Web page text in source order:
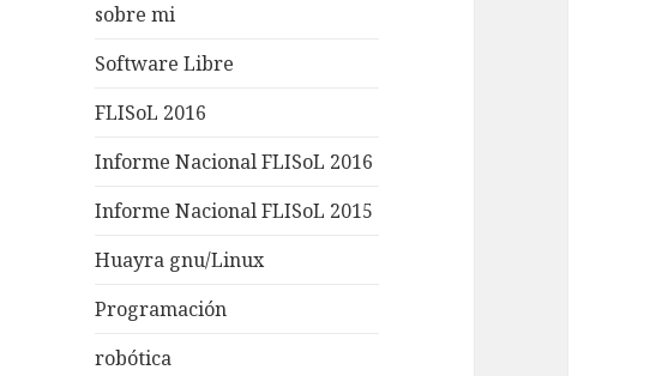
sobre mi
Software Libre
FLISoL 2016
Informe Nacional FLISoL 2016
Informe Nacional FLISoL 2015
Huayra gnu/Linux
Programación
robótica